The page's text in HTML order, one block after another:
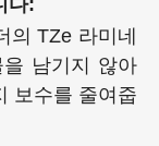
다:
의 TZe 라미네
남기지 않아
보수를 줄여줍